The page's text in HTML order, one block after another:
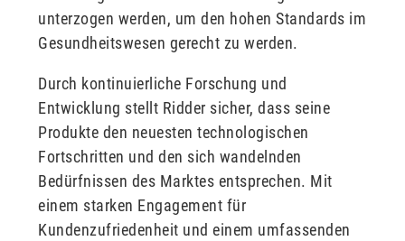
unterzogen werden, um den hohen Standards im
Gesundheitswesen gerecht zu werden.
Durch kontinuierliche Forschung und
Entwicklung stellt Ridder sicher, dass seine
Produkte den neuesten technologischen
Fortschritten und den sich wandelnden
Bedürfnissen des Marktes entsprechen. Mit
einem starken Engagement für
Kundenzufriedenheit und einem umfassenden